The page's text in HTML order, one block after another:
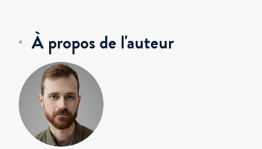
À propos de l'auteur